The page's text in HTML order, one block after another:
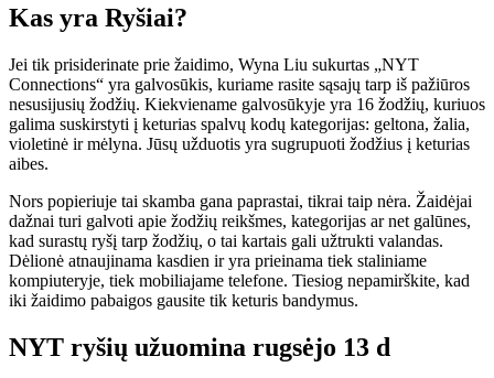
Kas yra Ryšiai?
Jei tik prisiderinate prie žaidimo, Wyna Liu sukurtas „NYT
Connections“ yra galvosūkis, kuriame rasite sąsajų tarp iš pažiūros
nesusijusių žodžių. Kiekviename galvosūkyje yra 16 žodžių, kuriuos
galima suskirstyti į keturias spalvų kodų kategorijas: geltona, žalia,
violetinė ir mėlyna. Jūsų užduotis yra sugrupuoti žodžius į keturias
aibes.
Nors popieriuje tai skamba gana paprastai, tikrai taip nėra. Žaidėjai
dažnai turi galvoti apie žodžių reikšmes, kategorijas ar net galūnes,
kad surastų ryšį tarp žodžių, o tai kartais gali užtrukti valandas.
Dėlionė atnaujinama kasdien ir yra prieinama tiek staliniame
kompiuteryje, tiek mobiliajame telefone. Tiesiog nepamirškite, kad
iki žaidimo pabaigos gausite tik keturis bandymus.
NYT ryšių užuomina rugsėjo 13 d